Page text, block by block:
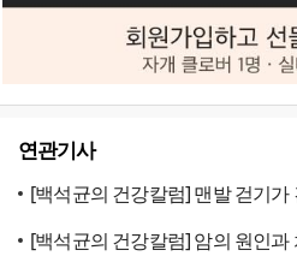
연관기사
[백석균의 건강칼럼] 맨발 걷기가
[백석균의 건강칼럼] 암의 원인과